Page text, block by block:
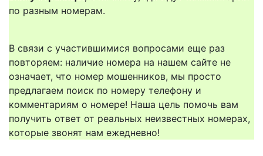
по разным номерам.
В связи с участившимися вопросами еще раз
повторяем: наличие номера на нашем сайте не
означает, что номер мошенников, мы просто
предлагаем поиск по номеру телефону и
комментариям о номере! Наша цель помочь вам
получить ответ от реальных неизвестных номерах,
которые звонят нам ежедневно!